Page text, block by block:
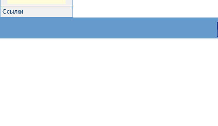
Ссылки